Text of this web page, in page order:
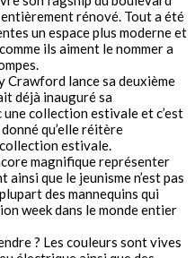
entièrement rénové. Tout a été
un espace plus moderne et
ils aiment le nommer a
Crawford lance sa deuxième
déjà inauguré sa
collection estivale et c’est
qu’elle réitère
collection estivale.
magnifique représenter
que le jeunisme n’est pas
des mannequins qui
week dans le monde entier
? Les couleurs sont vives